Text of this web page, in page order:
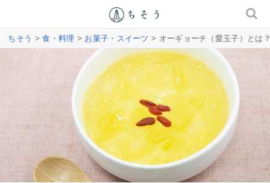
ちそう >食・料理 > お菓子・スイーツ > オーギョーチ（愛玉子）とは